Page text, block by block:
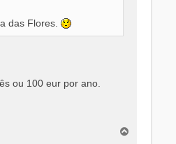
das Flores.
ou 100 eur por ano.